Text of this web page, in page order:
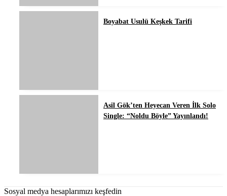
Boyabat Usulü Keşkek Tarifi
Asil Gök’ten Heyecan Veren İlk Solo
Single: “Noldu Böyle” Yayınlandı!
Sosyal medya hesaplarımızı keşfedin